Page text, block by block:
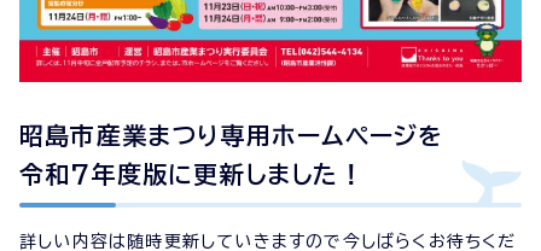
昭島市産業まつり専用ホームページを
令和7年度版に更新しました！
詳しい内容は随時更新していきますので今しばらくお待ちくだ